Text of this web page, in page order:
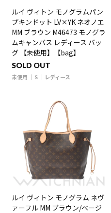
ルイ ヴィトン モノグラムパン
プキンドット LV×YK ネオノエ
MM ブラウン M46473 モノグラ
ムキャンバス レディース バッ
グ 【未使用】【bag】
SOLD OUT
未使用 S レディース
ルイ ヴィトン モノグラム ネヴ
ァーフル MM ブラウン/ベージ